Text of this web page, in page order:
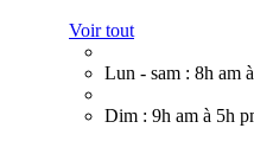
Voir tout
Lun - sam : 8h am
Dim : 9h am à 5h